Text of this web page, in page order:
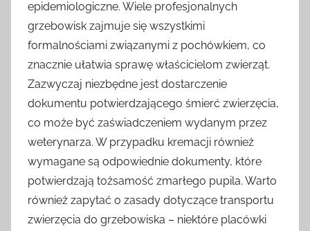
epidemiologiczne. Wiele profesjonalnych
grzebowisk zajmuje się wszystkimi
formalnościami związanymi z pochówkiem, co
znacznie ułatwia sprawę właścicielom zwierząt.
Zazwyczaj niezbędne jest dostarczenie
dokumentu potwierdzającego śmierć zwierzęcia,
co może być zaświadczeniem wydanym przez
weterynarza. W przypadku kremacji również
wymagane są odpowiednie dokumenty, które
potwierdzają tożsamość zmarłego pupila. Warto
również zapytać o zasady dotyczące transportu
zwierzęcia do grzebowiska – niektóre placówki